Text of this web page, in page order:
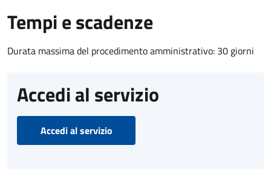
Tempi e scadenze
Durata massima del procedimento amministrativo: 30 giorni
Accedi al servizio
Accedi al servizio